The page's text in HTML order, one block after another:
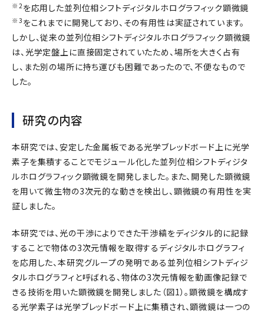
※2 を応用した並列位相シフトディジタルホログラフィック顕微鏡
※3 をこれまでに開発しており、その有用性は実証されています。
しかし、従来の並列位相シフトディジタルホログラフィック顕微鏡
は、光学定盤上に直接固定されていたため、場所を大きく占有
し、また別の場所に持ち運びも困難であったので、不便なもので
した。
研究の内容
本研究では、安定した金属板である光学ブレッドボード上に光学
素子を集積することでモジュール化した並列位相シフトディジタ
ルホログラフィック顕微鏡を開発しました。また、開発した顕微鏡
を用いて微生物の3次元的な動きを検出し、顕微鏡の有用性を実
証しました。
本研究では、光の干渉によりできた干渉縞をディジタル的に記録
することで物体の3次元情報を取得するディジタルホログラフィ
を応用した、本研究グループの発明である並列位相シフトディジ
タルホログラフィと呼ばれる、物体の3次元情報を動画像記録で
きる技術を用いた顕微鏡を開発しました（図1）。顕微鏡を構成す
る光学素子は光学ブレッドボード上に集積され、顕微鏡は一つの